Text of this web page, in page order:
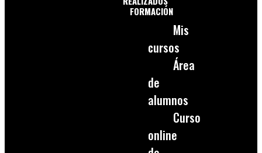
FORMACIÓN
Mis
cursos
Área
de
alumnos
Curso
online